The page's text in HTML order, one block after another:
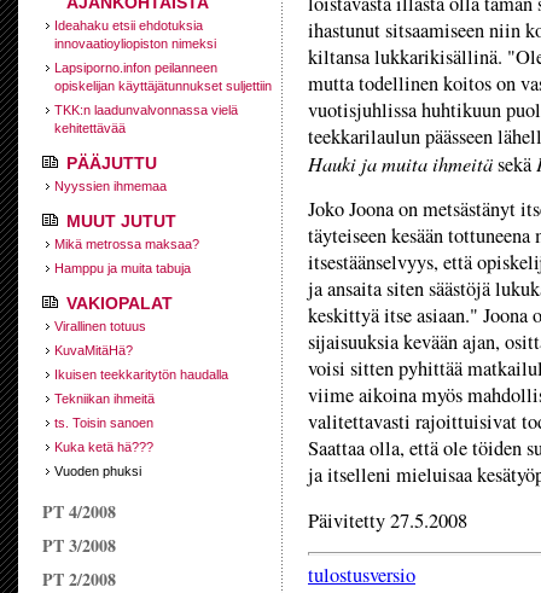
Ideahaku etsii ehdotuksia
innovaatioyliopiston nimeksi
Lapsiporno.infon peilanneen
opiskelijan käyttäjätunnukset suljettiin
TKK:n laadunvalvonnassa vielä
kehitettävää
PÄÄJUTTU
Nyyssien ihmemaa
MUUT JUTUT
Mikä metrossa maksaa?
Hamppu ja muita tabuja
VAKIOPALAT
Virallinen totuus
KuvaMitäHä?
Ikuisen teekkaritytön haudalla
Tekniikan ihmeitä
ts. Toisin sanoen
Kuka ketä hä???
Vuoden phuksi
PT 4/2008
PT 3/2008
PT 2/2008
ihastunut sitsaamiseen niin
kiltansa lukkarikisällinä.
mutta todellinen koitos on
vuotisjuhlissa huhtikuun
teekkarilaulun päässeen
Hauki ja muita ihmeitäsekä
Joko Joona on metsästänyt
täyteiseen kesään
itsestäänselvyys, että
ja ansaita siten säästöjä
keskittyä itse asiaan." Joona
sijaisuuksia kevään ajan,
voisi sitten pyhittää
viime aikoina myös
valitettavasti rajoittuisivat
Saattaa olla, että ole töiden
ja itselleni mieluisaa
Päivitetty 27.5.2008
tulostusversio